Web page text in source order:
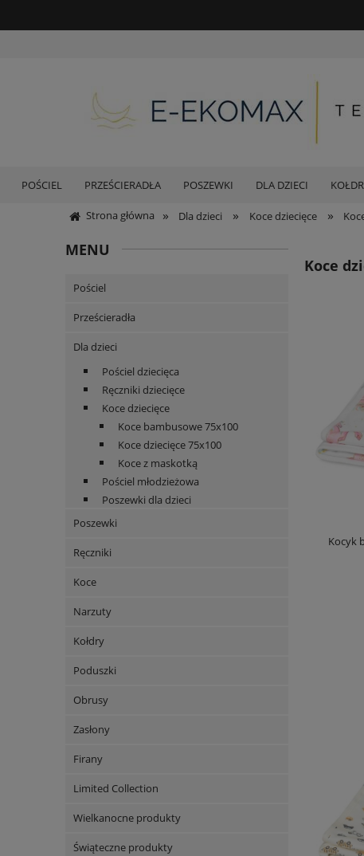
POŚCIEL PRZEŚCIERADŁA POSZEWKI DLA DZIECI
Strona główna » Dla dzieci » Koce dziecięce »
MENU
Pościel
Prześcieradła
Dla dzieci
Pościel dziecięca
Ręczniki dziecięce
Koce dziecięce
Koce bambusowe 75x100
Koce dziecięce 75x100
Koce z maskotką
Pościel młodzieżowa
Poszewki dla dzieci
Poszewki
Ręczniki
Koce
Narzuty
Kołdry
Poduszki
Obrusy
Zasłony
Firany
Limited Collection
Wielkanocne produkty
Świąteczne produkty
Koce
Kocyk